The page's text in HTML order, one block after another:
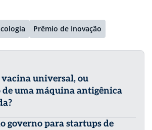
Prêmio de Inovação
vacina universal, ou
de uma máquina antigênica
governo para startups de